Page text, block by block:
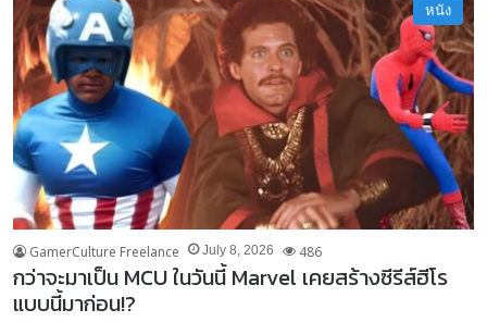
หนัง
GamerCulture Freelance July 8, 2026 486
กว่าจะมาเป็น MCU ในวันนี้ Marvel เคยสร้างซีรีส์ฮีโร
แบบนี้มาก่อน!?